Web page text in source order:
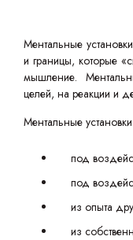
Ментальные
и границы, которые
мышление.
целей, на реакции и
Ментальные
под
под
из опыта
из